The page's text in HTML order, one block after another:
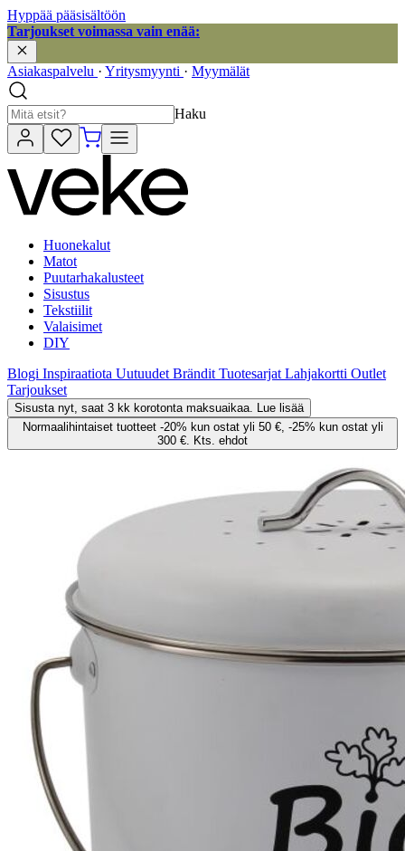
Hyppää pääsisältöön
Tarjoukset voimassa vain enää:
Asiakaspalvelu · Yritysmyynti · Myymälät
Haku
Huonekalut
Matot
Puutarhakalusteet
Sisustus
Tekstiilit
Valaisimet
DIY
Blogi Inspiraatiota Uutuudet Brändit Tuotesarjat Lahjakortti Outlet
Tarjoukset
Sisusta nyt, saat 3 kk korotonta maksuaikaa. Lue lisää
Normaalihintaiset tuotteet -20% kun ostat yli 50 €, -25% kun ostat yli
300 €. Kts. ehdot